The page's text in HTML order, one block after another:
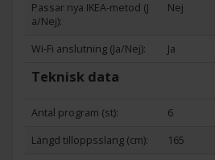
Passar nya IKEA-metod (J
a/Nej):
Nej
Wi-Fi anslutning (Ja/Nej): Ja
Teknisk data
Antal program (st):
6
Längd tilloppsslang (cm):
165